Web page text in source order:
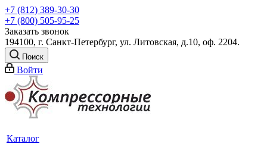
+7 (812) 389-30-30
+7 (800) 505-95-25
Заказать звонок
194100, г. Санкт-Петербург, ул. Литовская, д.10, оф. 2204.
Поиск
Войти
Каталог